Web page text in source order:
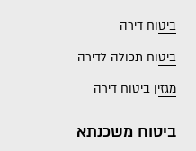
ביטוח דירה
ביטוח תכולה לדירה
מגזין ביטוח דירה
ביטוח משכנתא